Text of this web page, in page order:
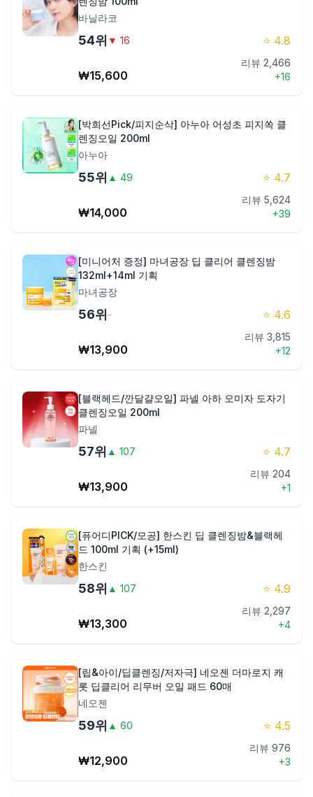
바닐라코
54위 ▼ 16 ⭐ 4.8
₩15,600
리뷰 2,466
+16
[박희선Pick/피지순삭] 아누아 어성초 피지쏙 클
렌징오일 200ml
아누아
55위 ▲ 49 ⭐ 4.7
₩14,000
리뷰 5,624
+39
[미니어처 증정] 마녀공장 딥 클리어 클렌징밤
132ml+14ml 기획
마녀공장
56위 - ⭐ 4.6
₩13,900
리뷰 3,815
+12
[블랙헤드/깐달걀오일] 파넬 아하 오미자 도자기
클렌징오일 200ml
파넬
57위 ▲ 107 ⭐ 4.7
₩13,900
리뷰 204
+1
[퓨어디PICK/모공] 한스킨 딥 클렌징밤&블랙헤
드 100ml 기획 (+15ml)
한스킨
58위 ▲ 107 ⭐ 4.9
₩13,300
리뷰 2,297
+4
[립&아이/딥클렌징/저자극] 네오젠 더마로지 캐
롯 딥클리어 리무버 오일 패드 60매
네오젠
59위 ▲ 60 ⭐ 4.5
₩12,900
리뷰 976
+3